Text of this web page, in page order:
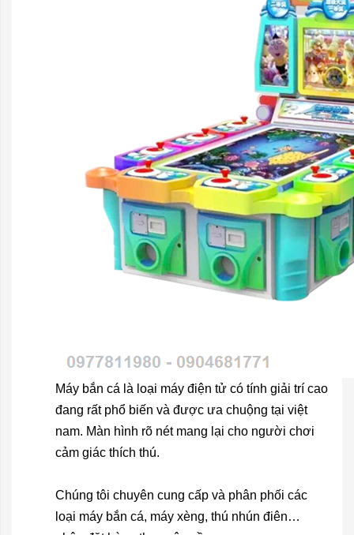
Máy bắn cá là loại máy điện tử có tính giải trí cao
đang rất phổ biến và được ưa chuộng tại việt
nam. Màn hình rõ nét mang lại cho người chơi
cảm giác thích thú.
Chúng tôi chuyên cung cấp và phân phối các
loại máy bắn cá, máy xèng, thú nhún điên…